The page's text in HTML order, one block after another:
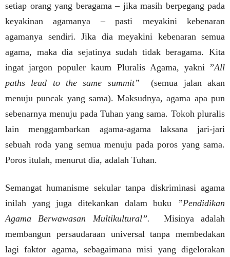
setiap orang yang beragama – jika masih berpegang pada
keyakinan agamanya – pasti meyakini kebenaran
agamanya sendiri. Jika dia meyakini kebenaran semua
agama, maka dia sejatinya sudah tidak beragama. Kita
ingat jargon populer kaum Pluralis Agama, yakni ”All
paths lead to the same summit”
(semua jalan akan
menuju puncak yang sama).Maksudnya, agama apa pun
sebenarnya menuju pada Tuhan yang sama. Tokoh pluralis
lain menggambarkan agama-agama laksana jari-jari
sebuah roda yang semua menuju pada poros yang sama.
Poros itulah, menurut dia, adalah Tuhan.
Semangat humanisme sekular tanpa diskriminasi agama
inilah yang juga ditekankan dalam buku ”Pendidikan
Agama Berwawasan Multikultural”.
Misinya adalah
membangun persaudaraan universal tanpa membedakan
lagi faktor agama, sebagaimana misi yang digelorakan